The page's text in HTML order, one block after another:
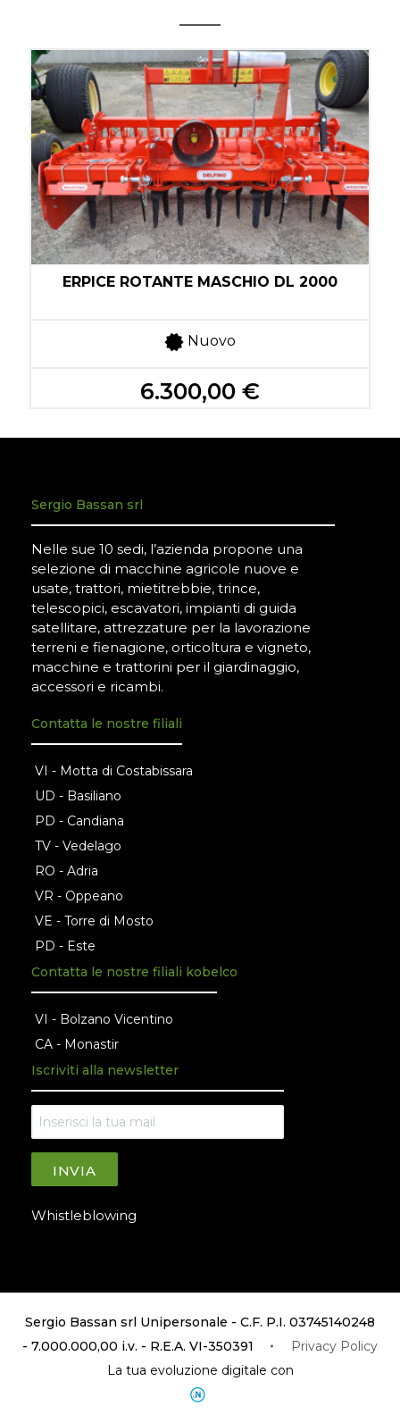
ERPICE ROTANTE MASCHIO DL 2000
Nuovo
6.300,00 €
Sergio Bassan srl
Nelle sue 10 sedi, l’azienda propone una
selezione di macchine agricole nuove e
usate, trattori, mietitrebbie, trince,
telescopici, escavatori, impianti di guida
satellitare, attrezzature per la lavorazione
terreni e fienagione, orticoltura e vigneto,
macchine e trattorini per il giardinaggio,
accessori e ricambi.
Contatta le nostre filiali
VI - Motta di Costabissara
UD - Basiliano
PD - Candiana
TV - Vedelago
RO - Adria
VR - Oppeano
VE - Torre di Mosto
PD - Este
Contatta le nostre filiali kobelco
VI - Bolzano Vicentino
CA - Monastir
Iscriviti alla newsletter
INVIA
Whistleblowing
Sergio Bassan srl Unipersonale - C.F. P.I. 03745140248
- 7.000.000,00 i.v. - R.E.A. VI-350391
Privacy Policy
La tua evoluzione digitale con